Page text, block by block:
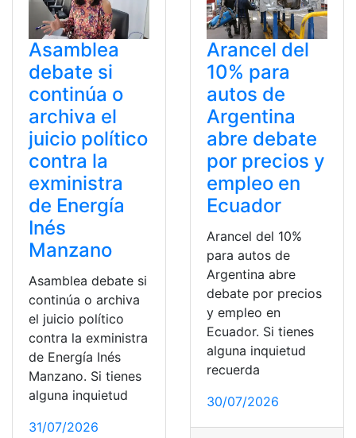
Asamblea
debate si
continúa o
archiva el
juicio político
contra la
exministra
de Energía
Inés
Manzano
Asamblea debate si
continúa o archiva
el juicio político
contra la exministra
de Energía Inés
Manzano. Si tienes
alguna inquietud
31/07/2026
Arancel del
10% para
autos de
Argentina
abre debate
por precios y
empleo en
Ecuador
Arancel del 10%
para autos de
Argentina abre
debate por precios
y empleo en
Ecuador. Si tienes
alguna inquietud
recuerda
30/07/2026